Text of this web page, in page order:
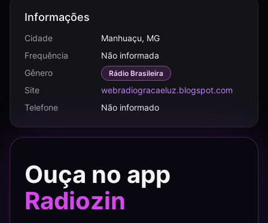
Informações
Cidade
Manhuaçu, MG
Frequência
Não informada
Gênero
Rádio Brasileira
Site
webradiogracaeluz.blogspot.com
Telefone
Não informado
Ouça no app
Radiozin